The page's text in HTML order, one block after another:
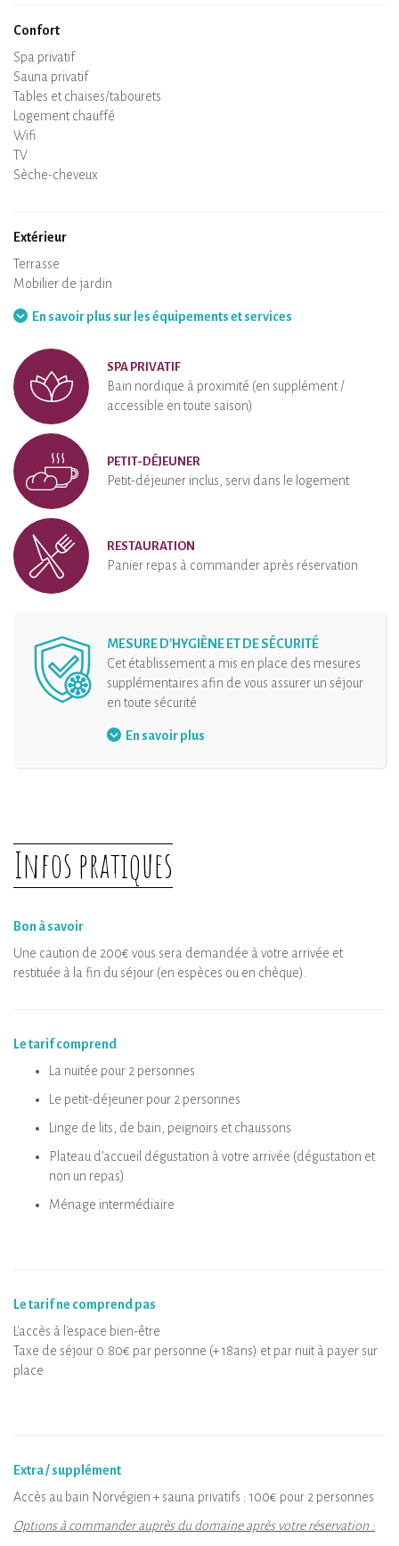
Confort
Spa privatif
Sauna privatif
Tables et chaises/tabourets
Air conditionné
Logement chauffé
Poêle à bois
Cheminée
Wifi
TV
Sèche-cheveux
Extérieur
Terrasse
Mobilier de jardin
En savoir plus sur les équipements et services
SPA PRIVATIF
Bain nordique à proximité (en supplément /
accessible en toute saison)
PETIT-DÉJEUNER
Petit-déjeuner inclus, servi dans le logement
RESTAURATION
Panier repas à commander après réservation
MESURE D'HYGIÈNE ET DE SÉCURITÉ
Cet établissement a mis en place des mesures
supplémentaires afin de vous assurer un séjour
en toute sécurité
Port du masque
En savoir plus
Infos pratiques
Bon à savoir
Une caution de 200€ vous sera demandée à votre arrivée et
restituée à la fin du séjour (en espèces ou en chèque).
Le tarif comprend
La nuitée pour 2 personnes
Le petit-déjeuner pour 2 personnes
Linge de lits, de bain, peignoirs et chaussons
Plateau d’accueil dégustation à votre arrivée (dégustation et
non un repas)
Ménage intermédiaire
Le tarif ne comprend pas
L'accès à l'espace bien-être
Taxe de séjour 0.80€ par personne (+ 18ans) et par nuit à payer sur
place
Extra / supplément
Accès au bain Norvégien + sauna privatifs : 100€ pour 2 personnes
Options à commander auprès du domaine après votre réservation :